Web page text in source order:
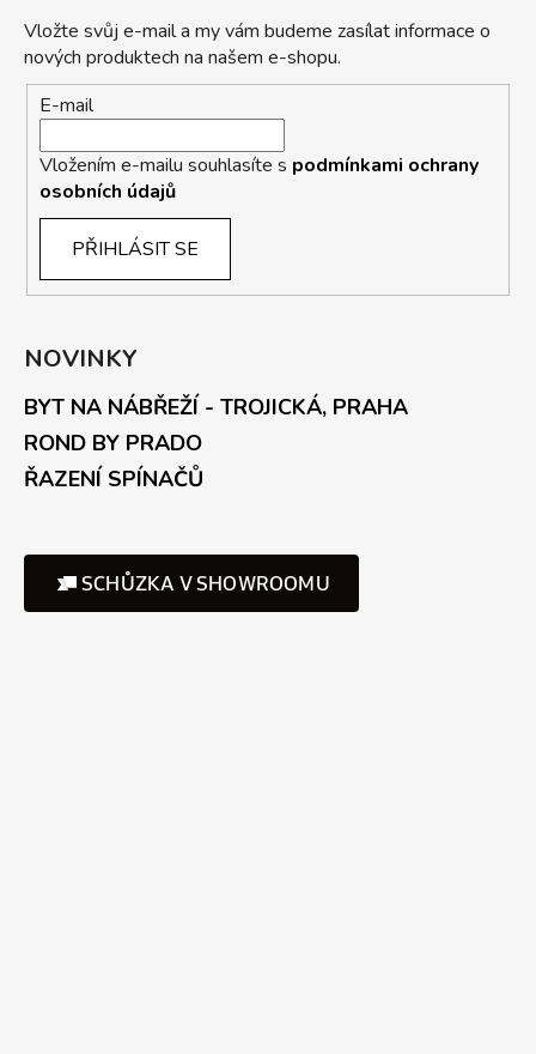
Vložte svůj e-mail a my vám budeme zasílat informace o
nových produktech na našem e-shopu.
E-mail
Vložením e-mailu souhlasíte s podmínkami ochrany
osobních údajů
PŘIHLÁSIT SE
NOVINKY
BYT NA NÁBŘEŽÍ - TROJICKÁ, PRAHA
ROND BY PRADO
ŘAZENÍ SPÍNAČŮ
SCHŮZKA V SHOWROOMU